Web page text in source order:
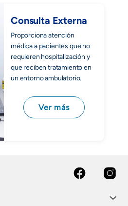
Consulta Externa
Proporciona atención
médica a pacientes que no
requieren hospitalización y
que reciben tratamiento en
un entorno ambulatorio.
Ver más
facebook instagram